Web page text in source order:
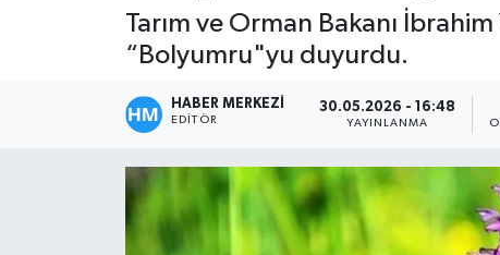
Tarım ve Orman Bakanı
“Bolyumru"yu duyurdu.
HABER MERKEZİ
EDITÖR
30.05.2026 - 16:48
YAYINLANMA